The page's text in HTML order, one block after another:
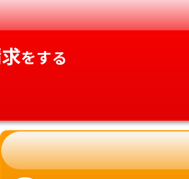
愛知県
沖縄県
をする